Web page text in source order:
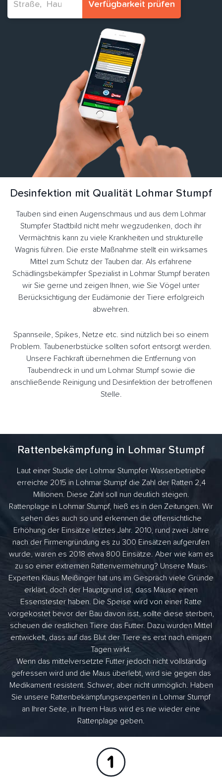
Verfügbarkeit prüfen
Desinfektion mit Qualität Lohmar Stumpf
Tauben sind einen Augenschmaus und aus dem Lohmar
Stumpfer Stadtbild nicht mehr wegzudenken, doch ihr
Vermächtnis kann zu viele Krankheiten und strukturelle
Wagnis führen. Die erste Maßnahme stellt ein wirksames
Mittel zum Schutz der Tauben dar. Als erfahrene
Schädlingsbekämpfer Spezialist in Lohmar Stumpf beraten
wir Sie gerne und zeigen Ihnen, wie Sie Vögel unter
Berücksichtigung der Eudämonie der Tiere erfolgreich
abwehren.
Spannseile, Spikes, Netze etc. sind nützlich bei so einem
Problem. Taubenerbstücke sollten sofort entsorgt werden.
Unsere Fachkraft übernehmen die Entfernung von
Taubendreck in und um Lohmar Stumpf sowie die
anschließende Reinigung und Desinfektion der betroffenen
Stelle.
Rattenbekämpfung in Lohmar Stumpf
Laut einer Studie der Lohmar Stumpfer Wasserbetriebe
erreichte 2015 in Lohmar Stumpf die Zahl der Ratten 2,4
Millionen. Diese Zahl soll nun deutlich steigen.
Rattenplage in Lohmar Stumpf, hieß es in den Zeitungen. Wir
sehen dies auch so und erkennen die offensichtliche
Erhöhung der Einsätze letztes Jahr. 2010, rund zwei Jahre
nach der Firmengründung es zu 300 Einsätzen aufgerufen
wurde, waren es 2018 etwa 800 Einsätze. Aber wie kam es
zu so einer extremen Rattenvermehrung? Unsere Maus-
Experten Klaus Meißinger hat uns im Gespräch viele Gründe
erklärt, doch der Hauptgrund ist, dass Mäuse einen
Essenstester haben. Die Speise wird von einer Ratte
vorgekostet bevor der Bau davon isst, sollte diese sterben,
scheuen die restlichen Tiere das Futter. Dazu wurden Mittel
entwickelt, dass auf das Blut der Tiere es erst nach einigen
Tagen wirkt.
Wenn das mittelversetzte Futter jedoch nicht vollständig
gefressen wird und die Maus überlebt, wird sie gegen das
Medikament resistent. Schwer, aber nicht unmöglich. Haben
Sie unsere Rattenbekämpfungsexperten in Lohmar Stumpf
an Ihrer Seite, in Ihrem Haus wird es nie wieder eine
Rattenplage geben.